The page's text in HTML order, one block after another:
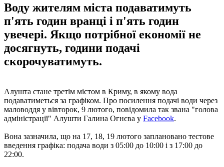
Воду жителям міста подаватимуть
п'ять годин вранці і п'ять годин
увечері. Якщо потрібної економії не
досягнуть, години подачі
скорочуватимуть.
Алушта стане третім містом в Криму, в якому вода
подаватиметься за графіком. Про посилення подачі води через
маловоддя у вівторок, 9 лютого, повідомила так звана "голова
адміністрації" Алушти Галина Огнєва у Facebook.
Вона зазначила, що на 17, 18, 19 лютого заплановано тестове
введення графіка: подача води з 05:00 до 10:00 і з 17:00 до
22:00.